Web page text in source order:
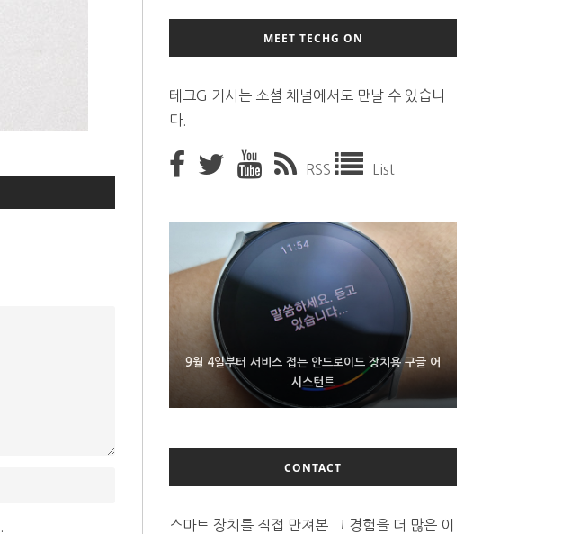
MEET TECHG ON
테크G 기사는 소셜 채널에서도 만날 수 있습니
다.
RSS List
조용히 스팀 프레임 검증 요구사항 바꾼 밸브
9월 4일부터 서비스 접는 안드로이드 장치용 구글 어
시스턴트
FMS 2026서 차세대 3D 메모리 ZHBM·ZNAND-O
모형 처음 선보인 삼성전자
CONTACT
스마트 장치를 직접 만져본 그 경험을 더 많은 이